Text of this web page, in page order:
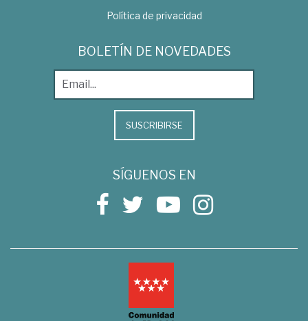
Política de privacidad
BOLETÍN DE NOVEDADES
SUSCRIBIRSE
SÍGUENOS EN